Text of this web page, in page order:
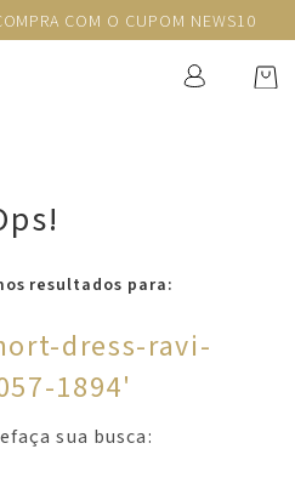
COM O CUPOM NEWS10
resultados para:
dress-ravi-
1894'
sua busca: